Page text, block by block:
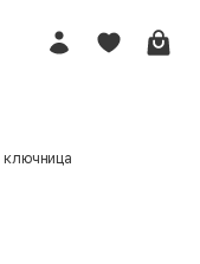
ключница